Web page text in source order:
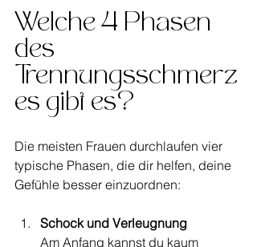
Welche 4 Phasen
des
Trennungsschmerz
es gibt es?
Die meisten Frauen durchlaufen vier
typische Phasen, die dir helfen, deine
Gefühle besser einzuordnen:
Schock und Verleugnung
Am Anfang kannst du kaum